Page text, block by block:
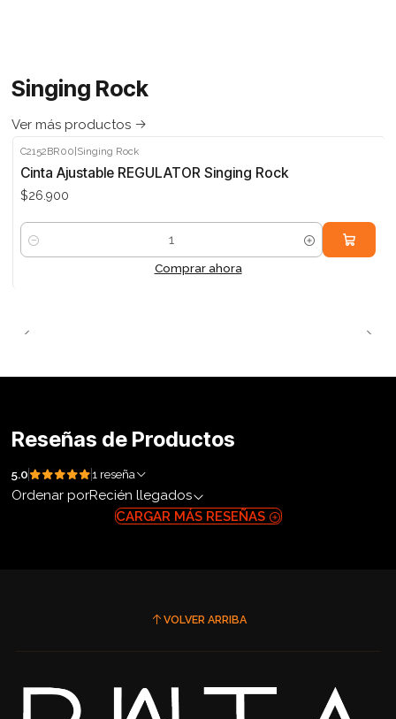
Singing Rock
Ver más productos
C2152BR00 Singing Rock
Cinta Ajustable REGULATOR Singing Rock
$26.900
Cantidad
Comprar ahora
Reseñas de Productos
5.0 1 reseña
Ordenar porRecién llegados
CARGAR MÁS RESEÑAS
VOLVER ARRIBA